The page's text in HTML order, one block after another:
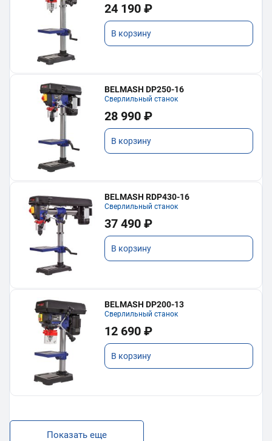
24 190 ₽
В корзину
BELMASH DP250-16
Сверлильный станок
28 990 ₽
В корзину
BELMASH RDP430-16
Сверлильный станок
37 490 ₽
В корзину
BELMASH DP200-13
Сверлильный станок
12 690 ₽
В корзину
Показать еще